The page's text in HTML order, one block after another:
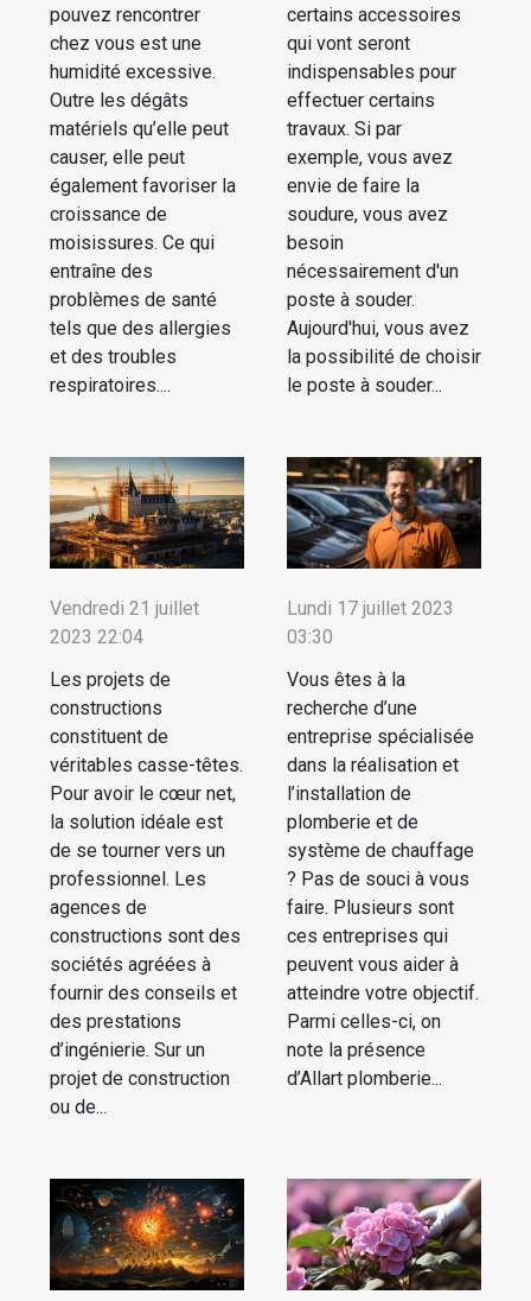
pouvez rencontrer
chez vous est une
humidité excessive.
Outre les dégâts
matériels qu’elle peut
causer, elle peut
également favoriser la
croissance de
moisissures. Ce qui
entraîne des
problèmes de santé
tels que des allergies
et des troubles
respiratoires....
certains accessoires
qui vont seront
indispensables pour
effectuer certains
travaux. Si par
exemple, vous avez
envie de faire la
soudure, vous avez
besoin
nécessairement d'un
poste à souder.
Aujourd'hui, vous avez
la possibilité de choisir
le poste à souder...
Vendredi 21 juillet
2023 22:04
Les projets de
constructions
constituent de
véritables casse-têtes.
Pour avoir le cœur net,
la solution idéale est
de se tourner vers un
professionnel. Les
agences de
constructions sont des
sociétés agréées à
fournir des conseils et
des prestations
d’ingénierie. Sur un
projet de construction
ou de...
Lundi 17 juillet 2023
03:30
Vous êtes à la
recherche d’une
entreprise spécialisée
dans la réalisation et
l’installation de
plomberie et de
système de chauffage
? Pas de souci à vous
faire. Plusieurs sont
ces entreprises qui
peuvent vous aider à
atteindre votre objectif.
Parmi celles-ci, on
note la présence
d’Allart plomberie...